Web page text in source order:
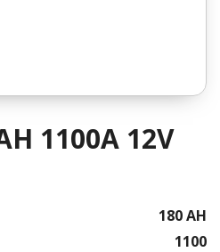
1100A 12V
180 AH
1100